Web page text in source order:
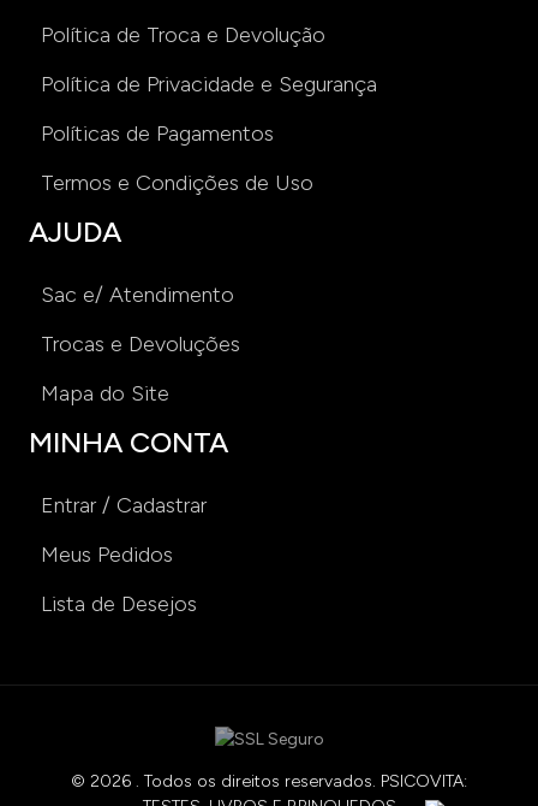
Política de Troca e Devolução
Política de Privacidade e Segurança
Políticas de Pagamentos
Termos e Condições de Uso
AJUDA
Sac e/ Atendimento
Trocas e Devoluções
Mapa do Site
MINHA CONTA
Entrar / Cadastrar
Meus Pedidos
Lista de Desejos
© 2026 . Todos os direitos reservados. PSICOVITA: